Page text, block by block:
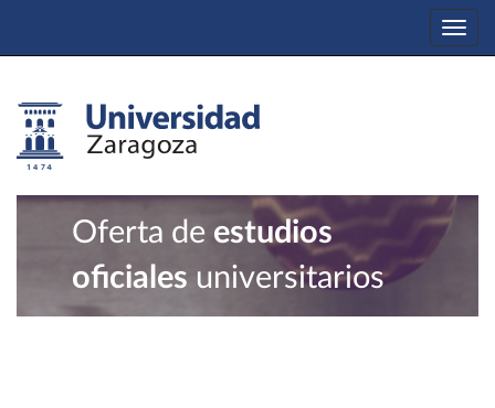
Oferta de estudios
oficiales universitarios